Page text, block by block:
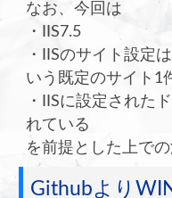
なお、今回は
・IIS7.5
・IISのサイト設定
いう既定のサイト1
・IISに設定された
れている
を前提とした上で
Githubより